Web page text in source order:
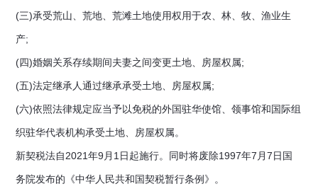
(三)承受荒山、荒地、荒滩土地使用权用于农、林、牧、渔业生
产;
(四)婚姻关系存续期间夫妻之间变更土地、房屋权属;
(五)法定继承人通过继承承受土地、房屋权属;
(六)依照法律规定应当予以免税的外国驻华使馆、领事馆和国际组
织驻华代表机构承受土地、房屋权属。
新契税法自2021年9月1日起施行。同时将废除1997年7月7日国
务院发布的《中华人民共和国契税暂行条例》。